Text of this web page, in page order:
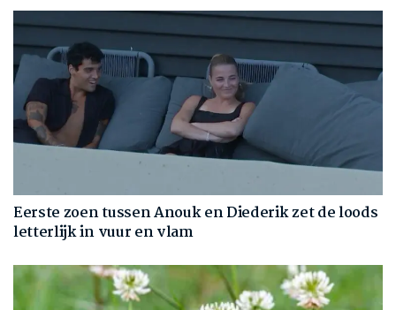
Eerste zoen tussen Anouk en Diederik zet de loods
letterlijk in vuur en vlam